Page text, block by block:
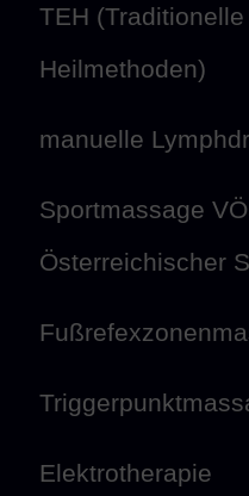
TEH
Heilmethoden)
manuelle
Sportmassage
Österreichischer
Elektrotherapie